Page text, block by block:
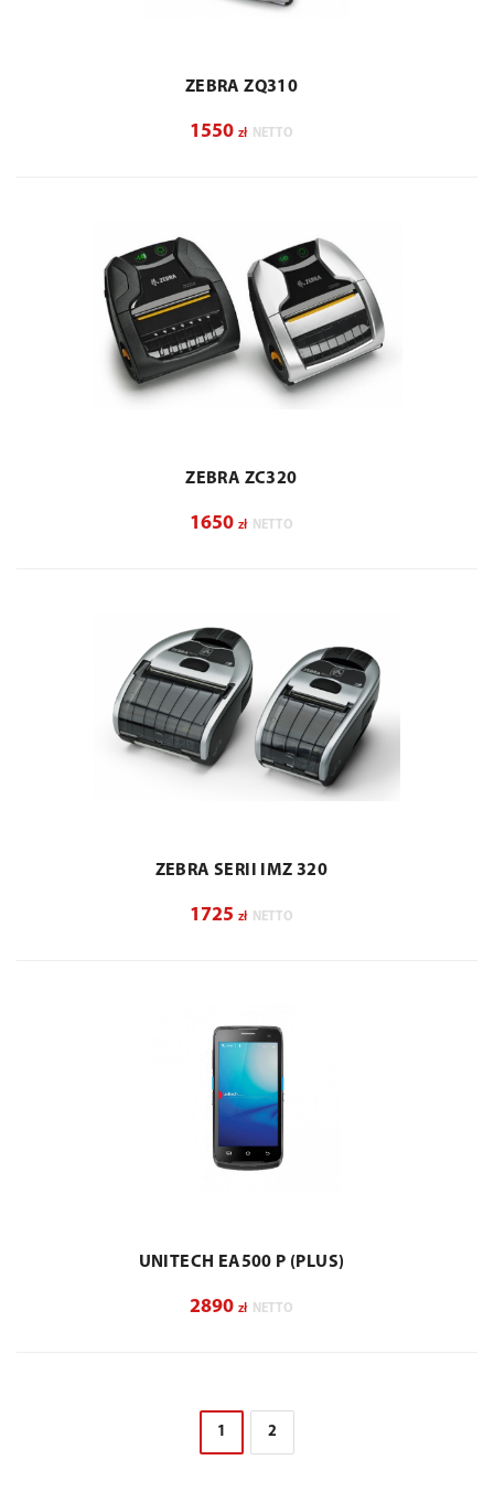
ZEBRA ZQ310
1550 zł NETTO
ZEBRA ZC320
1650 zł NETTO
ZEBRA SERII IMZ 320
1725 zł NETTO
UNITECH EA500 P (PLUS)
2890 zł NETTO
1 2